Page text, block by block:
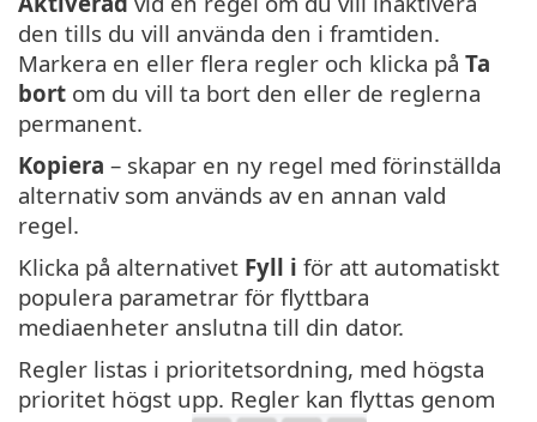
den tills du vill använda den i framtiden.
Markera en eller flera regler och klicka på Ta
bort om du vill ta bort den eller de reglerna
permanent.
Kopiera – skapar en ny regel med förinställda
alternativ som används av en annan vald
regel.
Klicka på alternativet Fyll i för att automatiskt
populera parametrar för flyttbara
mediaenheter anslutna till din dator.
Regler listas i prioritetsordning, med högsta
prioritet högst upp. Regler kan flyttas genom